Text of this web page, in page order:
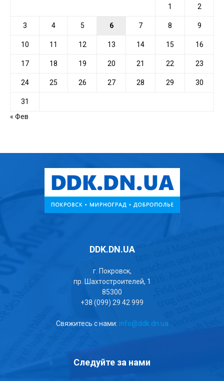
1 2
3 4 5 6 7 8 9
10 11 12 13 14 15 16
17 18 19 20 21 22 23
24 25 26 27 28 29 30
31
« Фев
DDK.DN.UA
г. Покровск,
пр. Шахтостроителей, 1
85300
+38 (099) 29 42 999
Свяжитесь с нами: info@ddk.dn.ua
Следуйте за нами